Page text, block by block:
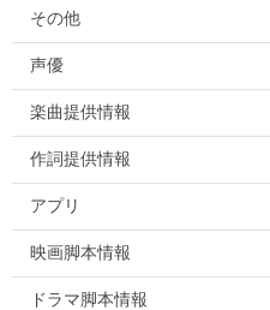
その他
声優
楽曲提供情報
作詞提供情報
アプリ
映画脚本情報
ドラマ脚本情報